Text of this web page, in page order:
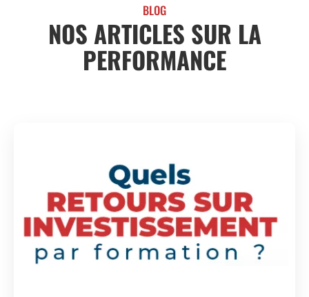
BLOG
NOS ARTICLES SUR LA
PERFORMANCE